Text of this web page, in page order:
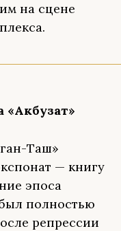
на сцене
«Акбузат»
Таш»
— книгу
эпоса
полностью
репрессии